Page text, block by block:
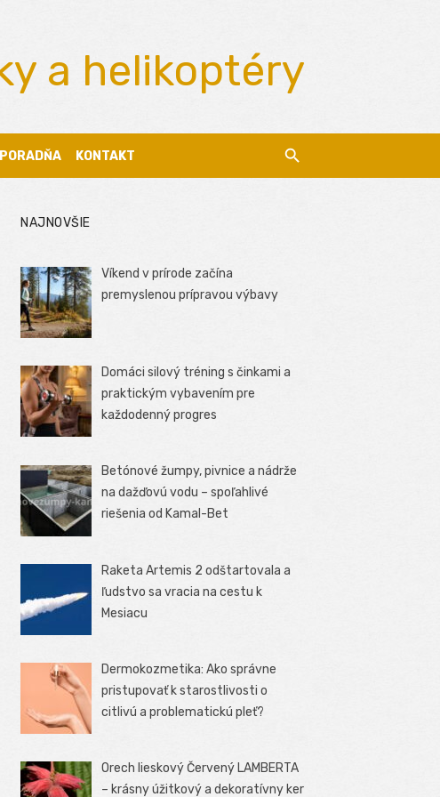
a helikoptéry
PORADŇA KONTAKT
NAJNOVŠIE
Víkend v prírode začína
premyslenou prípravou výbavy
Domáci silový tréning s činkami a
praktickým vybavením pre
každodenný progres
Betónové žumpy, pivnice a nádrže
na dažďovú vodu – spoľahlivé
riešenia od Kamal-Bet
Raketa Artemis 2 odštartovala a
ľudstvo sa vracia na cestu k
Mesiacu
Dermokozmetika: Ako správne
pristupovať k starostlivosti o
citlivú a problematickú pleť?
Orech lieskový Červený LAMBERTA
– krásny úžitkový a dekoratívny ker